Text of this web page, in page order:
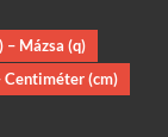
– Mázsa (q)
(cm)